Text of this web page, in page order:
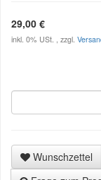
29,00 €
inkl. 0% USt. , zzgl.
Wunschzettel